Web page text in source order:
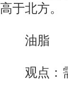
高于北方。
油脂
观点：需